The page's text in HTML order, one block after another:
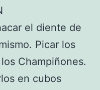
el diente de
Picar los
Champiñones.
en cubos